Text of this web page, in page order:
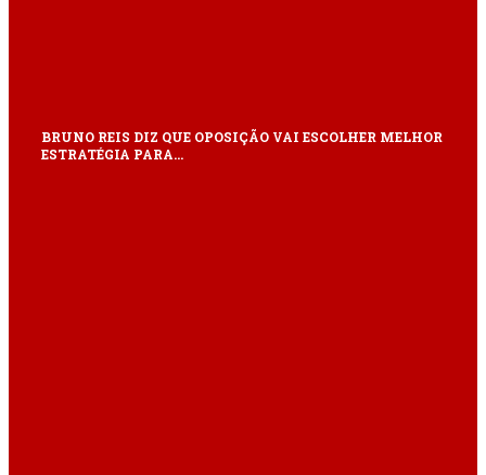
BRUNO REIS DIZ QUE OPOSIÇÃO VAI ESCOLHER MELHOR
ESTRATÉGIA PARA…